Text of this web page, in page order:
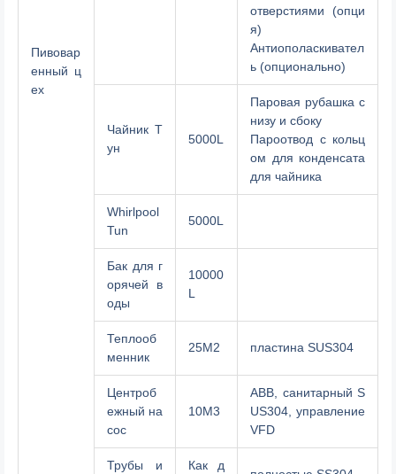
Пивовар
енный ц
ех
отверстиями (опци
я)
Антиополаскивател
ь (опционально)
Чайник Т
ун
5000L
Паровая рубашка с
низу и сбоку
Пароотвод с кольц
ом для конденсата
для чайника
Whirlpool
Tun
5000L
Бак для г
орячей в
оды
10000
L
Теплооб
менник
25M2 пластина SUS304
Центроб
ежный на
сос
10M3
ABB, санитарный S
US304, управление
VFD
Трубы и Как д